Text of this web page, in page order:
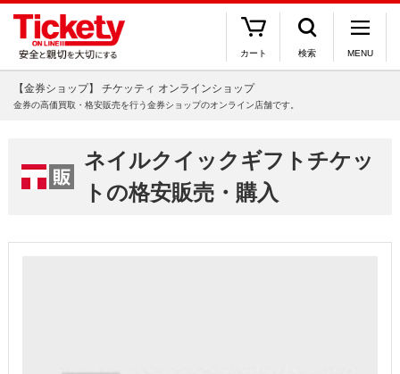
カート 検索 MENU
【金券ショップ】 チケッティ オンラインショップ
金券の高価買取・格安販売を行う金券ショップのオンライン店舗です。
ネイルクイックギフトチケッ
トの格安販売・購入